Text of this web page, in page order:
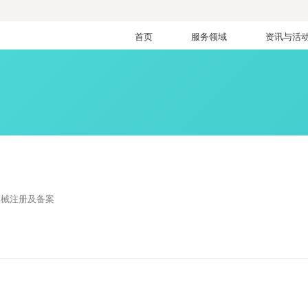
首页 服务领域 资讯与活
注册及备案